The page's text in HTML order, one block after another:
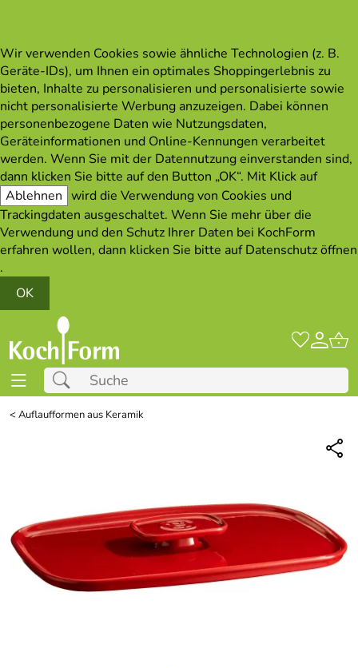
Wir verwenden Cookies sowie ähnliche Technologien (z. B.
Geräte-IDs), um Ihnen ein optimales Shoppingerlebnis zu
bieten, Inhalte zu personalisieren und personalisierte sowie
nicht personalisierte Werbung anzuzeigen. Dabei können
personenbezogene Daten wie Nutzungsdaten,
Geräteinformationen und Online-Kennungen verarbeitet
werden. Wenn Sie mit der Datennutzung einverstanden sind,
dann klicken Sie bitte auf den Button „OK“. Mit Klick auf
Ablehnen wird die Verwendung von Cookies und
Trackingdaten ausgeschaltet. Wenn Sie mehr über die
Verwendung und den Schutz Ihrer Daten bei KochForm
erfahren wollen, dann klicken Sie bitte aufDatenschutz öffnen
.
OK
<Auflaufformen aus Keramik